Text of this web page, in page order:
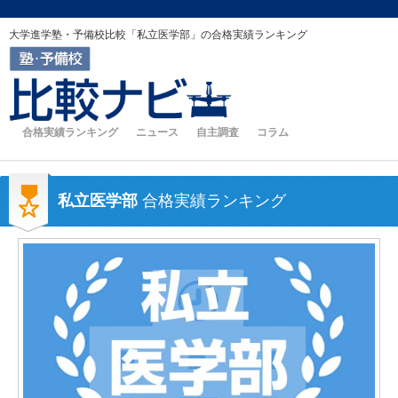
大学進学塾・予備校比較「私立医学部」の合格実績ランキング
合格実績ランキング ニュース 自主調査 コラム
私立医学部 合格実績ランキング